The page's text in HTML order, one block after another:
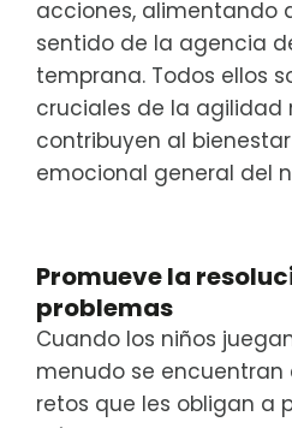
acciones, alimentando
sentido de la agencia
temprana. Todos ellos
cruciales de la agilidad
contribuyen al
emocional general del
Promueve la
problemas
Cuando los niños
menudo se
retos que les obligan a